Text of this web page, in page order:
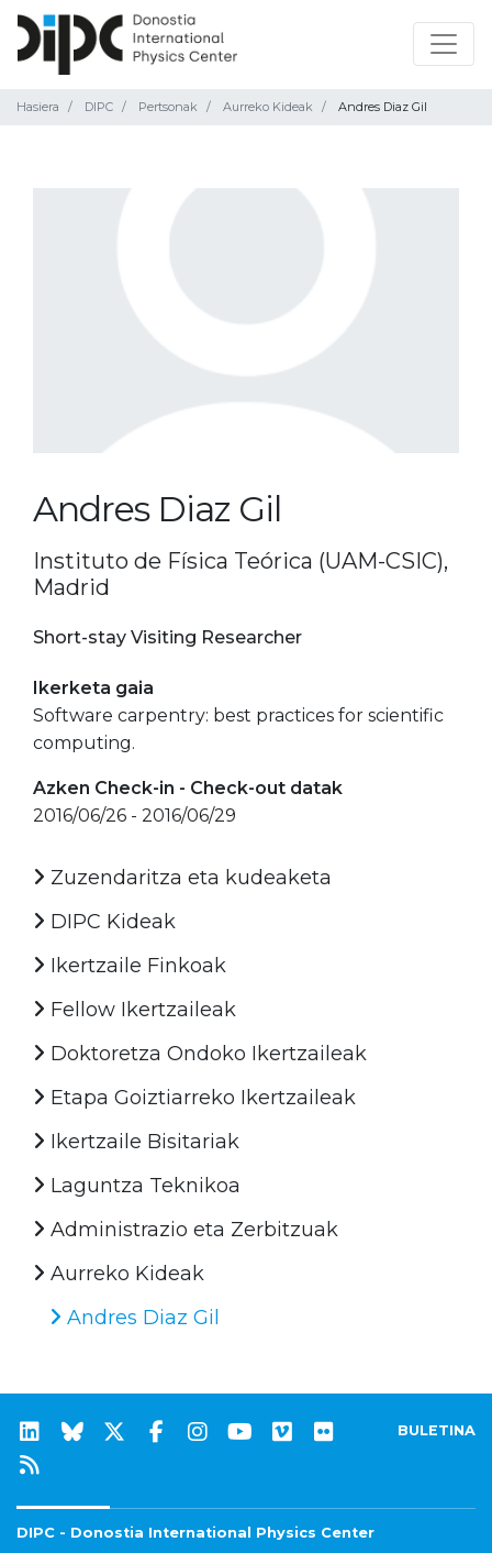
Hasiera DIPC Pertsonak Aurreko Kideak Andres Diaz Gil
Andres Diaz Gil
Instituto de Física Teórica (UAM-CSIC),
Madrid
Short-stay Visiting Researcher
Ikerketa gaia
Software carpentry: best practices for scientific
computing.
Azken Check-in - Check-out datak
2016/06/26 - 2016/06/29
Zuzendaritza eta kudeaketa
DIPC Kideak
Ikertzaile Finkoak
Fellow Ikertzaileak
Doktoretza Ondoko Ikertzaileak
Etapa Goiztiarreko Ikertzaileak
Ikertzaile Bisitariak
Laguntza Teknikoa
Administrazio eta Zerbitzuak
Aurreko Kideak
Andres Diaz Gil
BULETINA
DIPC - Donostia International Physics Center